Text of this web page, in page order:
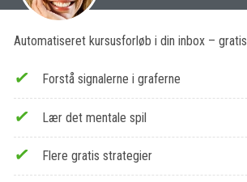
Automatiseret kursusforløb i din inbox – gratis
Forstå signalerne i graferne
Lær det mentale spil
Flere gratis strategier